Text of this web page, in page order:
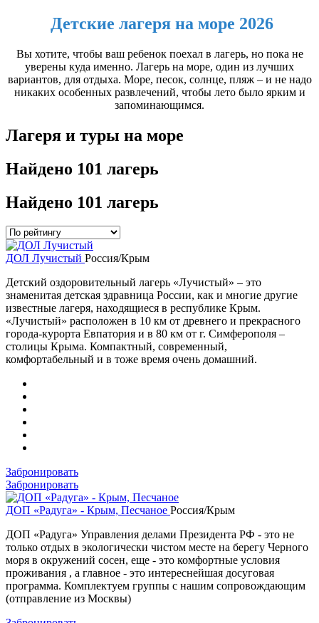
Детские лагеря на море 2026
Вы хотите, чтобы ваш ребенок поехал в лагерь, но пока не
уверены куда именно. Лагерь на море, один из лучших
вариантов, для отдыха. Море, песок, солнце, пляж – и не надо
никаких особенных развлечений, чтобы лето было ярким и
запоминающимся.
Лагеря и туры на море
Найдено 101 лагерь
Найдено 101 лагерь
ДОЛ Лучистый Россия/Крым
Детский оздоровительный лагерь «Лучистый» – это
знаменитая детская здравница России, как и многие другие
известные лагеря, находящиеся в республике Крым.
«Лучистый» расположен в 10 км от древнего и прекрасного
города-курорта Евпатория и в 80 км от г. Симферополя –
столицы Крыма. Компактный, современный,
комфортабельный и в тоже время очень домашний.
Забронировать
Забронировать
ДОП «Радуга» - Крым, Песчаное Россия/Крым
ДОП «Радуга» Управления делами Президента РФ - это не
только отдых в экологически чистом месте на берегу Черного
моря в окружений сосен, еще - это комфортные условия
проживания , а главное - это интереснейшая досуговая
программа. Комплектуем группы с нашим сопровождающим
(отправление из Москвы)